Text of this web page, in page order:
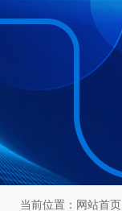
当前位置： 网站首页